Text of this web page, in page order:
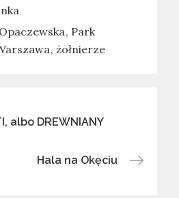
Opaczewska Park
żołnierze
albo DREWNIANY
Hala na Okęciu